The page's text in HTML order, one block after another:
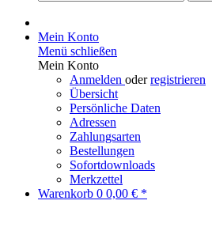
Mein Konto
Menü schließen
Mein Konto
Anmelden oderregistrieren
Übersicht
Persönliche Daten
Adressen
Zahlungsarten
Bestellungen
Sofortdownloads
Merkzettel
Warenkorb 0 0,00 € *